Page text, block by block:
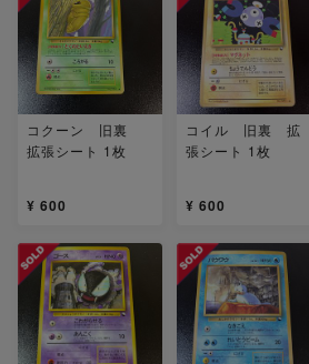
コクーン 旧裏
拡張シート 1枚
¥ 600
コイル 旧裏 拡
張シート 1枚
¥ 600